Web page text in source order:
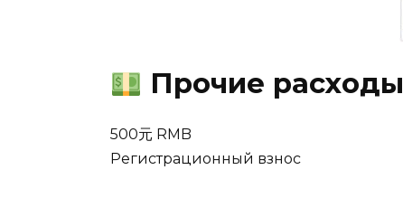
Прочие расходы
500元 RMB
Регистрационный взнос